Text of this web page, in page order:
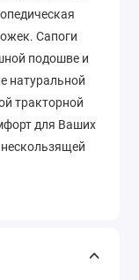
Сапоги
подошве и
натуральной
тракторной
для Ваших
вечеринок,